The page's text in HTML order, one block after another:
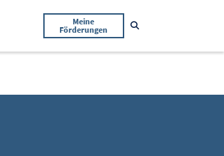
Meine
Förderungen